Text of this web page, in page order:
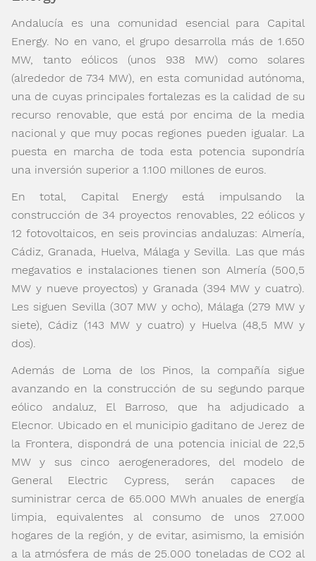
Andalucía es una comunidad esencial para Capital
Energy. No en vano, el grupo desarrolla más de 1.650
MW, tanto eólicos (unos 938 MW) como solares
(alrededor de 734 MW), en esta comunidad autónoma,
una de cuyas principales fortalezas es la calidad de su
recurso renovable, que está por encima de la media
nacional y que muy pocas regiones pueden igualar. La
puesta en marcha de toda esta potencia supondría
una inversión superior a 1.100 millones de euros.
En total, Capital Energy está impulsando la
construcción de 34 proyectos renovables, 22 eólicos y
12 fotovoltaicos, en seis provincias andaluzas: Almería,
Cádiz, Granada, Huelva, Málaga y Sevilla. Las que más
megavatios e instalaciones tienen son Almería (500,5
MW y nueve proyectos) y Granada (394 MW y cuatro).
Les siguen Sevilla (307 MW y ocho), Málaga (279 MW y
siete), Cádiz (143 MW y cuatro) y Huelva (48,5 MW y
dos).
Además de Loma de los Pinos, la compañía sigue
avanzando en la construcción de su segundo parque
eólico andaluz, El Barroso, que ha adjudicado a
Elecnor. Ubicado en el municipio gaditano de Jerez de
la Frontera, dispondrá de una potencia inicial de 22,5
MW y sus cinco aerogeneradores, del modelo de
General Electric Cypress, serán capaces de
suministrar cerca de 65.000 MWh anuales de energía
limpia, equivalentes al consumo de unos 27.000
hogares de la región, y de evitar, asimismo, la emisión
a la atmósfera de más de 25.000 toneladas de CO2 al